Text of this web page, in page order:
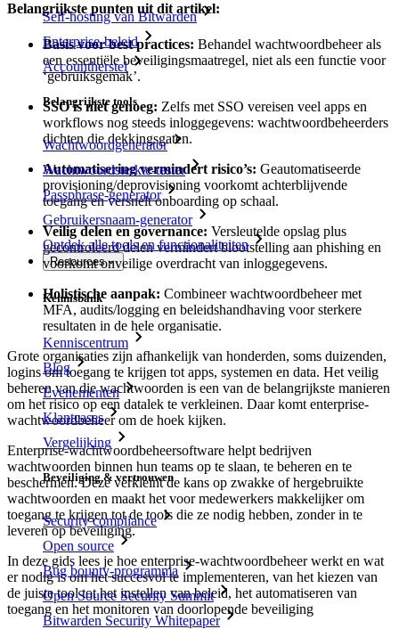
Self-hosting van Bitwarden
Enterprise-beleid
Accountherstel
Belangrijkste tools
Wachtwoordgenerator
Wachtwoordsterkte-tester
Passphrase-generator
Gebruikersnaam-generator
Ontdek alle tools en functionaliteiten
Resources
Kennisbank
Kenniscentrum
Blog
Evenementen
Klantcases
Vergelijking
Beveiliging & vertrouwen
Security compliance
Open source
Bug bounty-programma
Open Source Security Summit
Bitwarden Security Whitepaper
Belangrijkste punten uit dit artikel:
Basis voor best practices: Behandel wachtwoordbeheer als
een essentiële beveiligingsmaatregel, niet als een functie voor
‘gebruiksgemak’.
SSO is niet genoeg: Zelfs met SSO vereisen veel apps en
workflows nog steeds inloggegevens: wachtwoordbeheerders
dichten die dekkingsgaten.
Automatisering vermindert risico’s: Geautomatiseerde
provisioning/deprovisioning voorkomt achterblijvende
toegang en versnelt onboarding op schaal.
Veilig delen en governance: Versleutelde opslag plus
gecontroleerd delen vermindert blootstelling aan phishing en
voorkomt onveilige overdracht van inloggegevens.
Holistische aanpak: Combineer wachtwoordbeheer met
MFA, audits/logging en beleidshandhaving voor sterkere
resultaten in de hele organisatie.
Grote organisaties zijn afhankelijk van honderden, soms duizenden,
logins om toegang te krijgen tot apps, systemen en data. Het veilig
beheren van die wachtwoorden is een van de belangrijkste manieren
om het risico op een datalek te verkleinen. Daar komt enterprise-
wachtwoordbeheer om de hoek kijken.
Enterprise-wachtwoordbeheersoftware helpt bedrijven
wachtwoorden binnen hun teams op te slaan, te beheren en te
beschermen. Deze verkleint de kans op zwakke of hergebruikte
wachtwoorden en maakt het voor medewerkers makkelijker om
toegang te krijgen tot de tools die ze nodig hebben, zonder in te
leveren op beveiliging.
In deze gids lees je hoe enterprise-wachtwoordbeheer werkt en wat
er nodig is om het succesvol te implementeren, van het kiezen van
de juiste tool tot het instellen van beleid, het automatiseren van
toegang en het monitoren van doorlopende beveiliging